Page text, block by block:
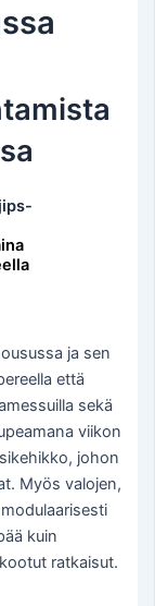
ja sen
että
sekä
viikon
johon
Myös valojen,
kuin
ratkaisut.